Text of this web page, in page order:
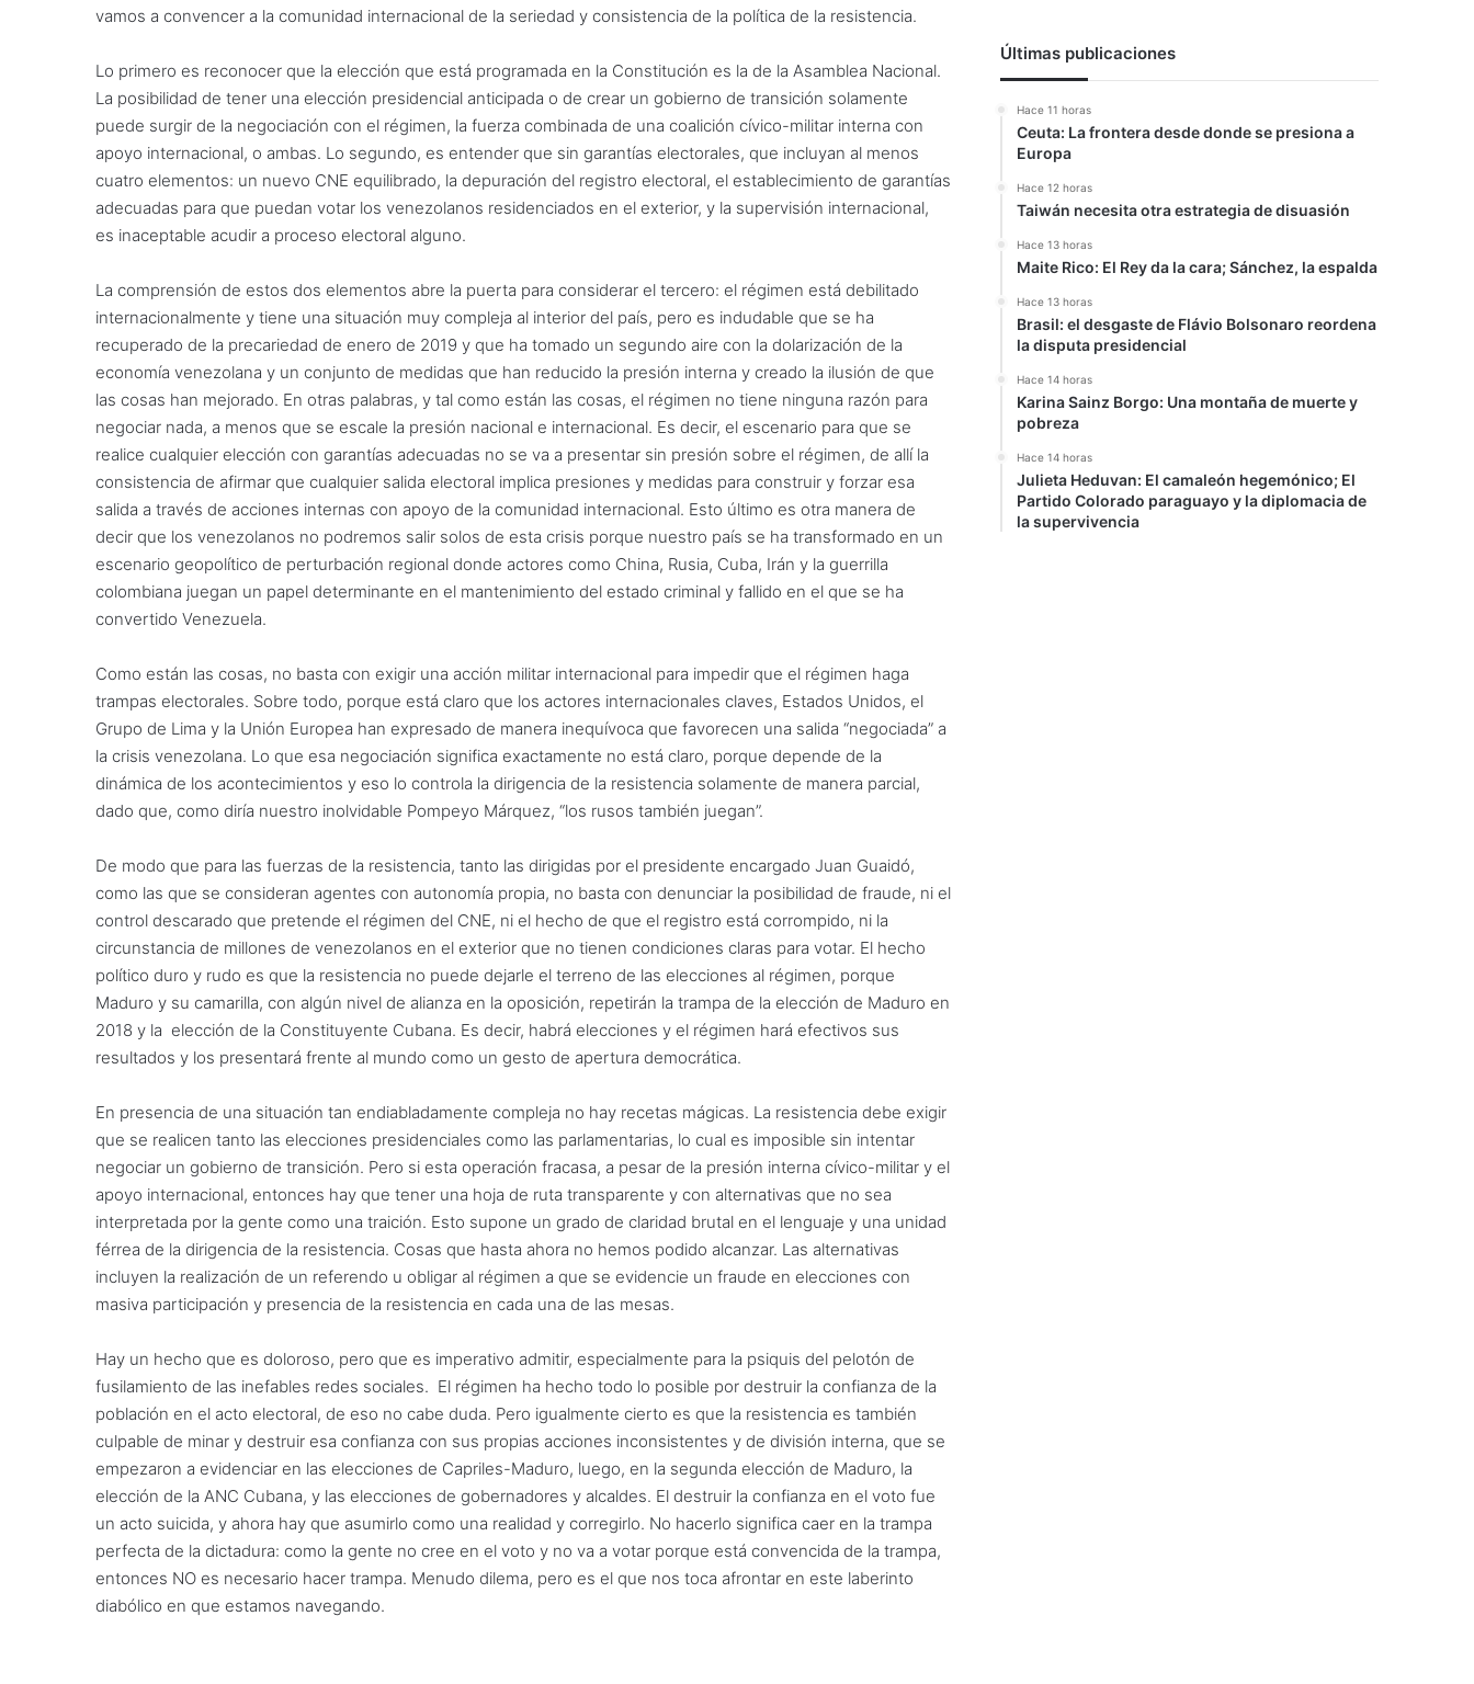
vamos a convencer a la comunidad internacional de la seriedad y consistencia de la política de la resistencia.
Lo primero es reconocer que la elección que está programada en la Constitución es la de la Asamblea Nacional.
La posibilidad de tener una elección presidencial anticipada o de crear un gobierno de transición solamente
puede surgir de la negociación con el régimen, la fuerza combinada de una coalición cívico-militar interna con
apoyo internacional, o ambas. Lo segundo, es entender que sin garantías electorales, que incluyan al menos
cuatro elementos: un nuevo CNE equilibrado, la depuración del registro electoral, el establecimiento de garantías
adecuadas para que puedan votar los venezolanos residenciados en el exterior, y la supervisión internacional,
es inaceptable acudir a proceso electoral alguno.
La comprensión de estos dos elementos abre la puerta para considerar el tercero: el régimen está debilitado
internacionalmente y tiene una situación muy compleja al interior del país, pero es indudable que se ha
recuperado de la precariedad de enero de 2019 y que ha tomado un segundo aire con la dolarización de la
economía venezolana y un conjunto de medidas que han reducido la presión interna y creado la ilusión de que
las cosas han mejorado. En otras palabras, y tal como están las cosas, el régimen no tiene ninguna razón para
negociar nada, a menos que se escale la presión nacional e internacional. Es decir, el escenario para que se
realice cualquier elección con garantías adecuadas no se va a presentar sin presión sobre el régimen, de allí la
consistencia de afirmar que cualquier salida electoral implica presiones y medidas para construir y forzar esa
salida a través de acciones internas con apoyo de la comunidad internacional. Esto último es otra manera de
decir que los venezolanos no podremos salir solos de esta crisis porque nuestro país se ha transformado en un
escenario geopolítico de perturbación regional donde actores como China, Rusia, Cuba, Irán y la guerrilla
colombiana juegan un papel determinante en el mantenimiento del estado criminal y fallido en el que se ha
convertido Venezuela.
Como están las cosas, no basta con exigir una acción militar internacional para impedir que el régimen haga
trampas electorales. Sobre todo, porque está claro que los actores internacionales claves, Estados Unidos, el
Grupo de Lima y la Unión Europea han expresado de manera inequívoca que favorecen una salida “negociada” a
la crisis venezolana. Lo que esa negociación significa exactamente no está claro, porque depende de la
dinámica de los acontecimientos y eso lo controla la dirigencia de la resistencia solamente de manera parcial,
dado que, como diría nuestro inolvidable Pompeyo Márquez, “los rusos también juegan”.
De modo que para las fuerzas de la resistencia, tanto las dirigidas por el presidente encargado Juan Guaidó,
como las que se consideran agentes con autonomía propia, no basta con denunciar la posibilidad de fraude, ni el
control descarado que pretende el régimen del CNE, ni el hecho de que el registro está corrompido, ni la
circunstancia de millones de venezolanos en el exterior que no tienen condiciones claras para votar. El hecho
político duro y rudo es que la resistencia no puede dejarle el terreno de las elecciones al régimen, porque
Maduro y su camarilla, con algún nivel de alianza en la oposición, repetirán la trampa de la elección de Maduro en
2018 y la elección de la Constituyente Cubana. Es decir, habrá elecciones y el régimen hará efectivos sus
resultados y los presentará frente al mundo como un gesto de apertura democrática.
En presencia de una situación tan endiabladamente compleja no hay recetas mágicas. La resistencia debe exigir
que se realicen tanto las elecciones presidenciales como las parlamentarias, lo cual es imposible sin intentar
negociar un gobierno de transición. Pero si esta operación fracasa, a pesar de la presión interna cívico-militar y el
apoyo internacional, entonces hay que tener una hoja de ruta transparente y con alternativas que no sea
interpretada por la gente como una traición. Esto supone un grado de claridad brutal en el lenguaje y una unidad
férrea de la dirigencia de la resistencia. Cosas que hasta ahora no hemos podido alcanzar. Las alternativas
incluyen la realización de un referendo u obligar al régimen a que se evidencie un fraude en elecciones con
masiva participación y presencia de la resistencia en cada una de las mesas.
Hay un hecho que es doloroso, pero que es imperativo admitir, especialmente para la psiquis del pelotón de
fusilamiento de las inefables redes sociales. El régimen ha hecho todo lo posible por destruir la confianza de la
población en el acto electoral, de eso no cabe duda. Pero igualmente cierto es que la resistencia es también
culpable de minar y destruir esa confianza con sus propias acciones inconsistentes y de división interna, que se
empezaron a evidenciar en las elecciones de Capriles-Maduro, luego, en la segunda elección de Maduro, la
elección de la ANC Cubana, y las elecciones de gobernadores y alcaldes. El destruir la confianza en el voto fue
un acto suicida, y ahora hay que asumirlo como una realidad y corregirlo. No hacerlo significa caer en la trampa
perfecta de la dictadura: como la gente no cree en el voto y no va a votar porque está convencida de la trampa,
entonces NO es necesario hacer trampa. Menudo dilema, pero es el que nos toca afrontar en este laberinto
diabólico en que estamos navegando.
Últimas publicaciones
Hace 11 horas
Ceuta: La frontera desde donde se presiona a
Europa
Hace 12 horas
Taiwán necesita otra estrategia de disuasión
Hace 13 horas
Maite Rico: El Rey da la cara; Sánchez, la espalda
Hace 13 horas
Brasil: el desgaste de Flávio Bolsonaro reordena
la disputa presidencial
Hace 14 horas
Karina Sainz Borgo: Una montaña de muerte y
pobreza
Hace 14 horas
Julieta Heduvan: El camaleón hegemónico; El
Partido Colorado paraguayo y la diplomacia de
la supervivencia